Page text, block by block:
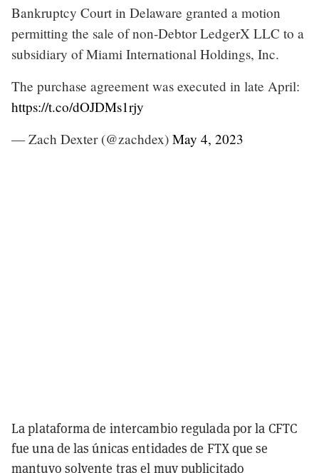
Bankruptcy Court in Delaware granted a motion
permitting the sale of non-Debtor LedgerX LLC to a
subsidiary of Miami International Holdings, Inc.
The purchase agreement was executed in late April:
https://t.co/dOJDMs1rjy
— Zach Dexter (@zachdex) May 4, 2023
La plataforma de intercambio regulada por la CFTC
fue una de las únicas entidades de FTX que se
mantuvo solvente tras el muy publicitado